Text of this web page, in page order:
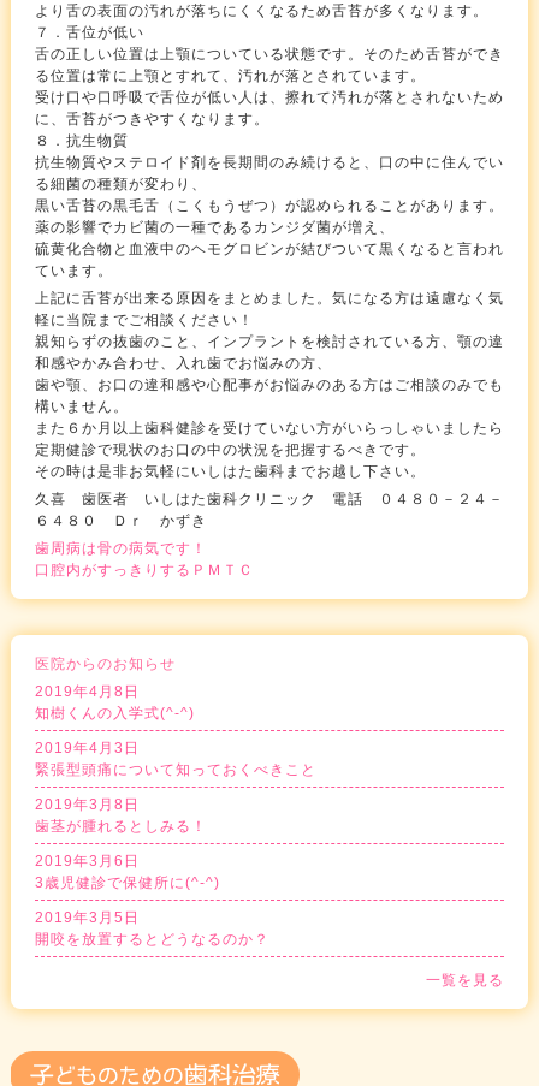
より舌の表面の汚れが落ちにくくなるため舌苔が多くなります。
７．舌位が低い
舌の正しい位置は上顎についている状態です。そのため舌苔ができ
る位置は常に上顎とすれて、汚れが落とされています。
受け口や口呼吸で舌位が低い人は、擦れて汚れが落とされないため
に、舌苔がつきやすくなります。
８．抗生物質
抗生物質やステロイド剤を長期間のみ続けると、口の中に住んでい
る細菌の種類が変わり、
黒い舌苔の黒毛舌（こくもうぜつ）が認められることがあります。
薬の影響でカビ菌の一種であるカンジダ菌が増え、
硫黄化合物と血液中のヘモグロビンが結びついて黒くなると言われ
ています。
上記に舌苔が出来る原因をまとめました。気になる方は遠慮なく気
軽に当院までご相談ください！
親知らずの抜歯のこと、インプラントを検討されている方、顎の違
和感やかみ合わせ、入れ歯でお悩みの方、
歯や顎、お口の違和感や心配事がお悩みのある方はご相談のみでも
構いません。
また６か月以上歯科健診を受けていない方がいらっしゃいましたら
定期健診で現状のお口の中の状況を把握するべきです。
その時は是非お気軽にいしはた歯科までお越し下さい。
久喜 歯医者 いしはた歯科クリニック 電話 ０４８０－２４－
６４８０ Ｄｒ かずき
歯周病は骨の病気です！
口腔内がすっきりするＰＭＴＣ
医院からのお知らせ
2019年4月8日
知樹くんの入学式(^-^)
2019年4月3日
緊張型頭痛について知っておくべきこと
2019年3月8日
歯茎が腫れるとしみる！
2019年3月6日
3歳児健診で保健所に(^-^)
2019年3月5日
開咬を放置するとどうなるのか？
一覧を見る